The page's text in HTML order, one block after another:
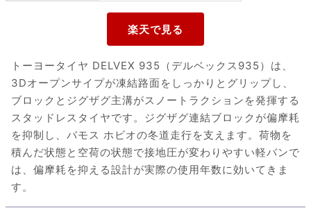
トーヨータイヤ DELVEX 935（デルベックス935）は、
3Dオープンサイプが凍結路面をしっかりとグリップし、
ブロックとジグザグ主溝がスノートラクションを発揮する
スタッドレスタイヤです。ジグザグ連結ブロックが偏摩耗
を抑制し、バモス ホビオの冬道走行を支えます。荷物を
積んだ状態と空荷の状態で接地圧が変わりやすい軽バンで
は、偏摩耗を抑える設計が実際の使用年数に効いてきま
す。